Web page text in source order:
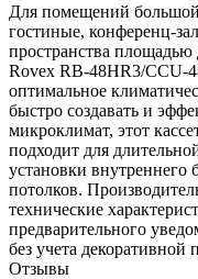
Для помещений
гостиные, конференц-
пространства площадью
Rovex RB-48HR3/CCU-
оптимальное
быстро создавать и
микроклимат, этот
подходит для
установки внутреннего
потолков.
технические
предварительного
без учета декоративной
Отзывы